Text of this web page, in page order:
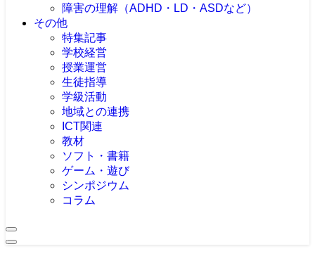
障害の理解（ADHD・LD・ASDなど）
その他
特集記事
学校経営
授業運営
生徒指導
学級活動
地域との連携
ICT関連
教材
ソフト・書籍
ゲーム・遊び
シンポジウム
コラム